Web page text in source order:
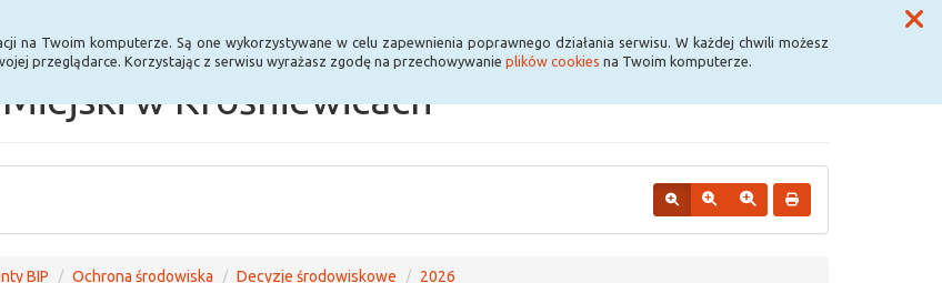
na Twoim komputerze. Są one wykorzystywane w celu zapewnienia poprawnego działania serwisu. W każdej chwili możesz
przeglądarce. Korzystając z serwisu wyrażasz zgodę na przechowywanie plików cookies na Twoim komputerze.
w Krośniewicach
BIP Ochrona środowiska Decyzje środowiskowe 2026